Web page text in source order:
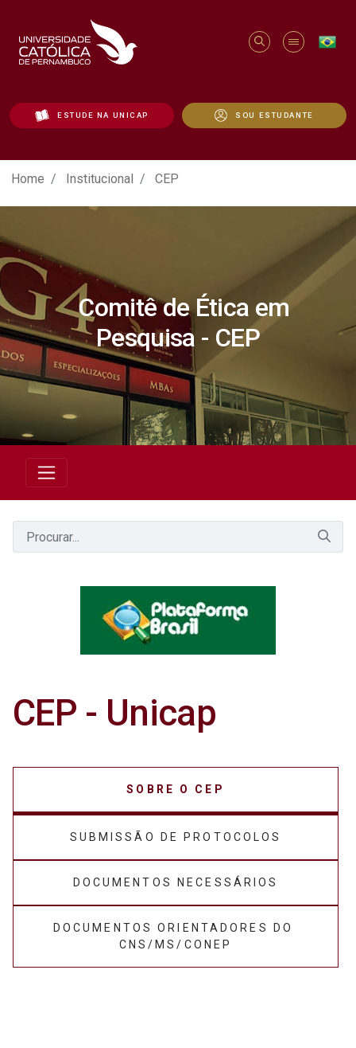
ESTUDE NA UNICAP SOU ESTUDANTE
CEP - Unicap
Home Institucional CEP
Comitê de Ética em
Pesquisa - CEP
CEP - Unicap
SOBRE O CEP
SUBMISSÃO DE PROTOCOLOS
DOCUMENTOS NECESSÁRIOS
DOCUMENTOS ORIENTADORES DO
CNS/MS/CONEP